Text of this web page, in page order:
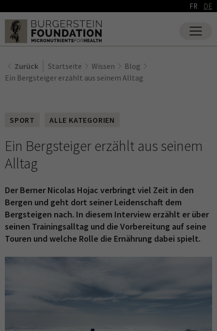
FR DE
Zurück Startseite Wissen
Blog
Ein Bergsteiger erzählt aus seinem Alltag
SPORT ALLE KATEGORIEN
Ein Bergsteiger erzählt aus seinem
Alltag
Der Berner Nicolas Hojac verbringt viel Zeit in den
Bergen und geht dort seiner Leidenschaft dem
Bergsteigen nach. In diesem Interview erzählt er über
seinen Trainingsalltag und die Vorbereitung auf seine
Touren und welche Rolle die Ernährung dabei spielt.